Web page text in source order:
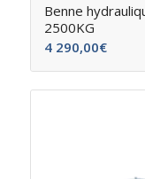
Benne
2500KG
4 290,00€